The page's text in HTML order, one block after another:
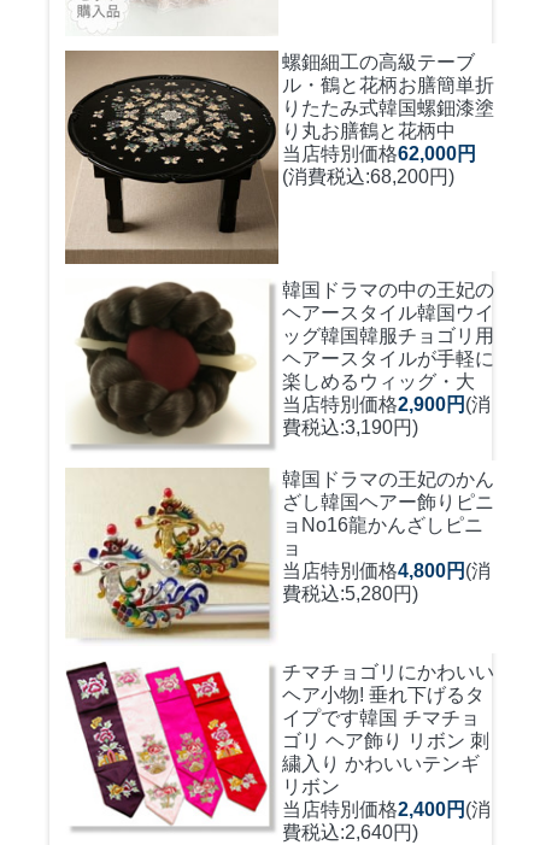
螺鈿細工の高級テーブ
ル・鶴と花柄お膳簡単折
りたたみ式韓国螺鈿漆塗
り丸お膳鶴と花柄中
当店特別価格62,000円
(消費税込:68,200円)
韓国ドラマの中の王妃の
ヘアースタイル韓国ウイ
ッグ韓国韓服チョゴリ用
ヘアースタイルが手軽に
楽しめるウィッグ・大
当店特別価格2,900円 (消
費税込:3,190円)
韓国ドラマの王妃のかん
ざし韓国ヘアー飾りピニ
ョNo16龍かんざしピニ
ョ
当店特別価格4,800円 (消
費税込:5,280円)
チマチョゴリにかわいい
ヘア小物! 垂れ下げるタ
イプです韓国 チマチョ
ゴリ ヘア飾り リボン 刺
繍入り かわいいテンギ
リボン
当店特別価格2,400円 (消
費税込:2,640円)